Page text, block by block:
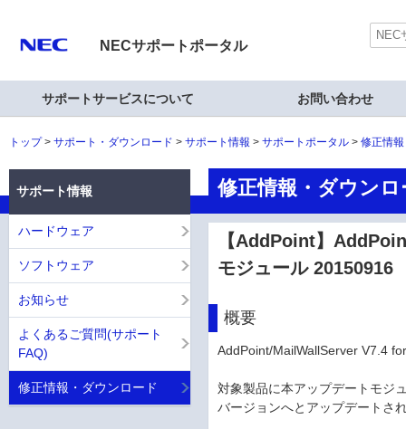
NECサポートポータル
サポートサービスについて お問い合わせ
トップ サポート・ダウンロード サポート情報 サポートポータル 修正情
修正情報・ダウンロ
【AddPoint】
モジュール 20150916
概要
AddPoint/MailWallServer V7.4
対象製品に本アップデートモジ
バージョンへとアップデートさ
サポート情報
ハードウェア
ソフトウェア
お知らせ
よくあるご質問(サポート
FAQ)
修正情報・ダウンロード